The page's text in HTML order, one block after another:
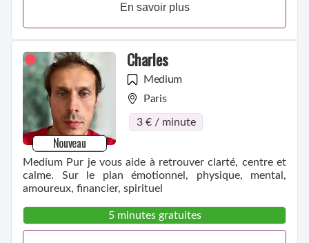
En savoir plus
Nouveau
Charles
Medium
Paris
3 € / minute
Medium Pur je vous aide à retrouver clarté, centre et
calme. Sur le plan émotionnel, physique, mental,
amoureux, financier, spirituel
5 minutes gratuites